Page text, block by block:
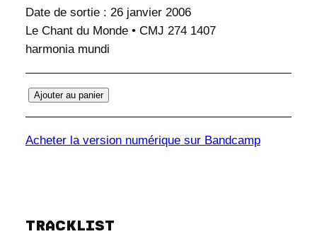
Date de sortie : 26 janvier 2006
Le Chant du Monde • CMJ 274 1407
harmonia mundi
u
a
é
Ajouter au panier
Acheter la version numérique sur Bandcamp
TRACKLIST